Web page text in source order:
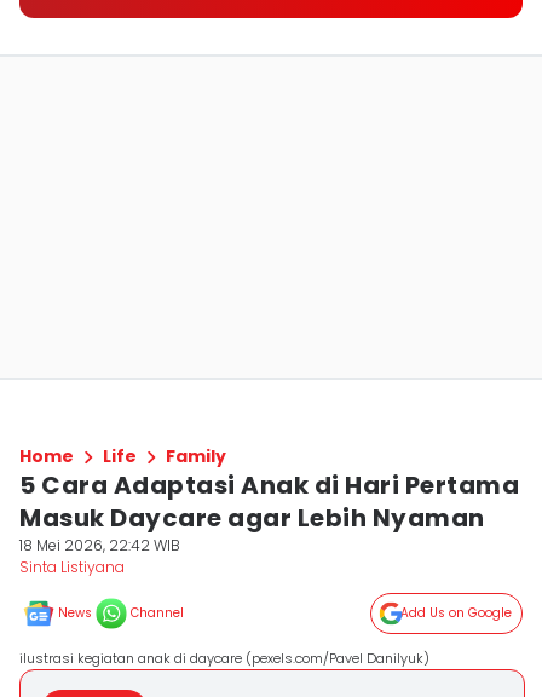
Home Life Family
5 Cara Adaptasi Anak di Hari Pertama
Masuk Daycare agar Lebih Nyaman
18 Mei 2026, 22:42 WIB
Sinta Listiyana
News Channel Add Us on Google
ilustrasi kegiatan anak di daycare (pexels.com/Pavel Danilyuk)